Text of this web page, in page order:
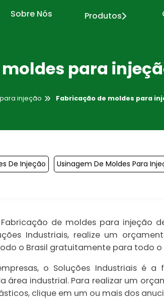
Sobre Nós Produtos
para
injeção Fabricação de moldes para
De Injeção Usinagem De Moldes Para
de moldes para injeção
Industriais, realize um
o Brasil gratuitamente para todo o
o Soluções Industriais é a
área industrial. Para realizar um
clique em um ou mais dos